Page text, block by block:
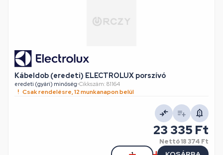
Kábeldob (eredeti) ELECTROLUX porszívó
eredeti (gyári) minőség•Cikkszám: 81164
Csak rendelésre, 12 munkanapon belül
23 335 Ft
Nettó18 374 Ft